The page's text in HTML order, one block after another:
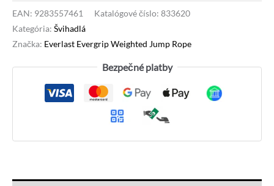
EAN: 9283557461 Katalógové číslo: 833620
Kategória: Švihadlá
Značka: Everlast Evergrip Weighted Jump Rope
Bezpečné platby